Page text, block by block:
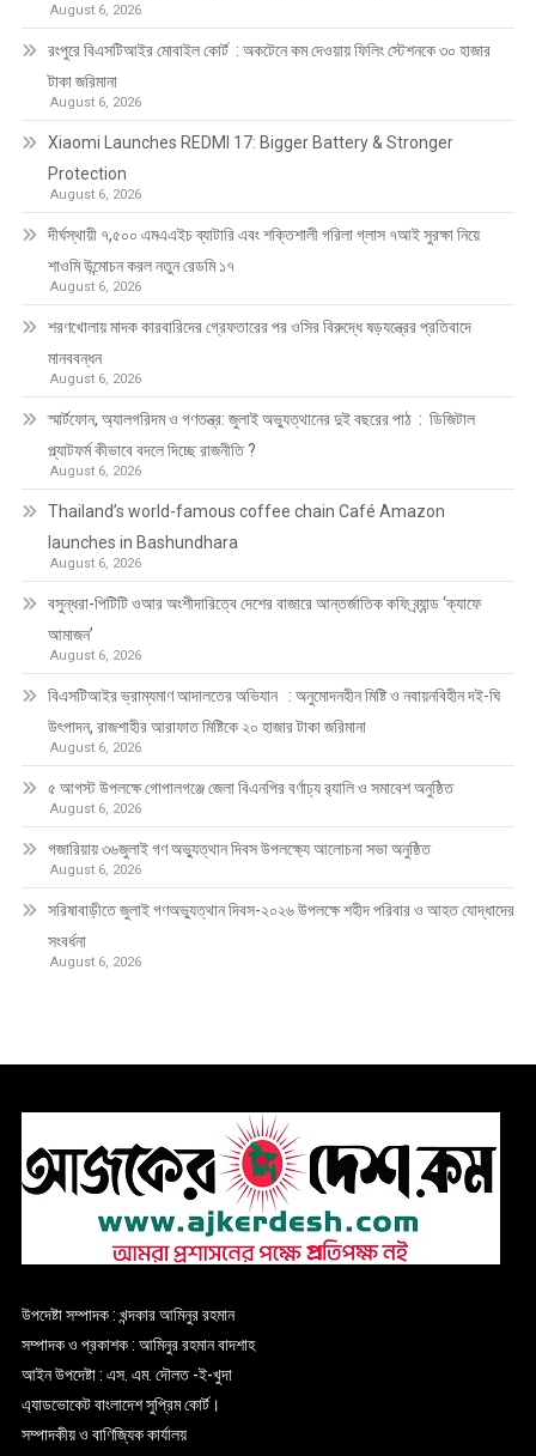
August 6, 2026
রংপুরে বিএসটিআইর মোবাইল কোর্ট : অকটেনে কম দেওয়ায় ফিলিং স্টেশনকে ৩০ হাজার
টাকা জরিমানা
August 6, 2026
Xiaomi Launches REDMI 17: Bigger Battery & Stronger
Protection
August 6, 2026
দীর্ঘস্থায়ী ৭,৫০০ এমএএইচ ব্যাটারি এবং শক্তিশালী গরিলা গ্লাস ৭আই সুরক্ষা নিয়ে
শাওমি উন্মোচন করল নতুন রেডমি ১৭
August 6, 2026
শরণখোলায় মাদক কারবারিদের গ্রেফতারের পর ওসির বিরুদ্ধে ষড়যন্ত্রের প্রতিবাদে
মানববন্ধন
August 6, 2026
স্মার্টফোন, অ্যালগরিদম ও গণতন্ত্র: জুলাই অভ্যুত্থানের দুই বছরের পাঠ : ডিজিটাল
প্ল্যাটফর্ম কীভাবে বদলে দিচ্ছে রাজনীতি ?
August 6, 2026
Thailand’s world-famous coffee chain Café Amazon
launches in Bashundhara
August 6, 2026
বসুন্ধরা-পিটিটি ওআর অংশীদারিত্বে দেশের বাজারে আন্তর্জাতিক কফি ব্র্যান্ড ‘ক্যাফে
আমাজন’
August 6, 2026
বিএসটিআইর ভ্রাম্যমাণ আদালতের অভিযান : অনুমোদনহীন মিষ্টি ও নবায়নবিহীন দই-ঘি
উৎপাদন, রাজশাহীর আরাফাত মিষ্টিকে ২০ হাজার টাকা জরিমানা
August 6, 2026
৫ আগস্ট উপলক্ষে গোপালগঞ্জে জেলা বিএনপির বর্ণাঢ্য র‍্যালি ও সমাবেশ অনুষ্ঠিত
August 6, 2026
গজারিয়ায় ৩৬জুলাই গণ অভ্যুত্থান দিবস উপলক্ষ্যে আলোচনা সভা অনুষ্ঠিত
August 6, 2026
সরিষাবাড়ীতে জুলাই গণঅভ্যুত্থান দিবস-২০২৬ উপলক্ষে শহীদ পরিবার ও আহত যোদ্ধাদের
সংবর্ধনা
August 6, 2026
উপদেষ্টা সম্পাদক : খন্দকার আমিনুর রহমান
সম্পাদক ও প্রকাশক : আমিনুর রহমান বাদশাহ
আইন উপদেষ্টা : এস. এম. দৌলত -ই-খুদা
এ্যাডভোকেট বাংলাদেশ সুপ্রিম কোর্ট।
সম্পাদকীয় ও বাণিজ্যিক কার্যালয়